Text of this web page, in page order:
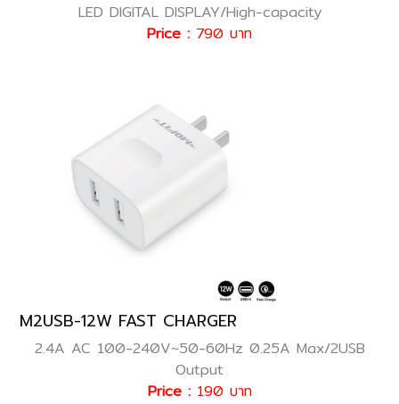
LED DIGITAL DISPLAY/High-capacity
Price : 790 บาท
M2USB-12W FAST CHARGER
2.4A AC 100-240V~50-60Hz 0.25A Max/2USB
Output
Price : 190 บาท